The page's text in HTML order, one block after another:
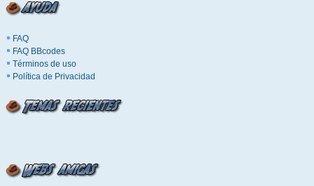
FAQ
FAQ BBcodes
Términos de uso
Política de Privacidad